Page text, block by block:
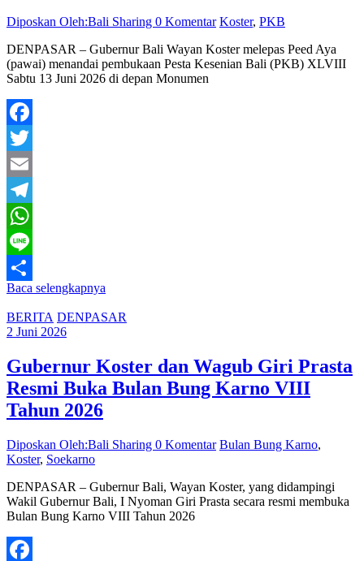
Diposkan Oleh:Bali Sharing 0 Komentar Koster, PKB
DENPASAR – Gubernur Bali Wayan Koster melepas Peed Aya
(pawai) menandai pembukaan Pesta Kesenian Bali (PKB) XLVIII
Sabtu 13 Juni 2026 di depan Monumen
Facebook
Twitter
Email
Telegram
WhatsApp
Line
Share
Baca selengkapnya
BERITA DENPASAR
2 Juni 2026
Gubernur Koster dan Wagub Giri Prasta
Resmi Buka Bulan Bung Karno VIII
Tahun 2026
Diposkan Oleh:Bali Sharing 0 Komentar Bulan Bung Karno,
Koster, Soekarno
DENPASAR – Gubernur Bali, Wayan Koster, yang didampingi
Wakil Gubernur Bali, I Nyoman Giri Prasta secara resmi membuka
Bulan Bung Karno VIII Tahun 2026